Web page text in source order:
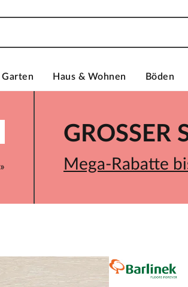
Garten Haus & Wohnen Böden
GROSSER
Mega-Rabatte